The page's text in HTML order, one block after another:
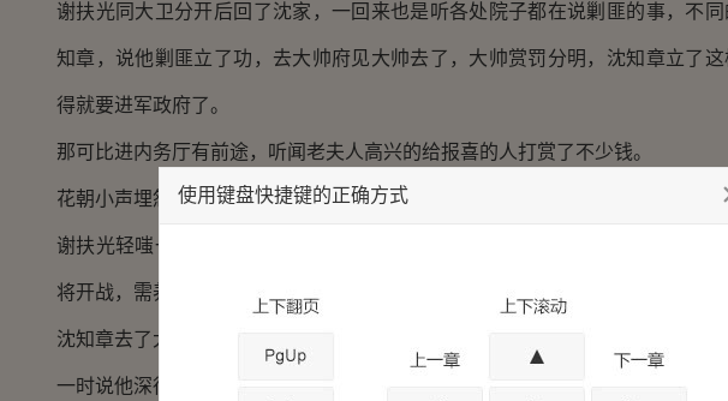
谢扶光同大卫分开后回了沈家，一回来也是听各处院子都在说剿匪的事，不
知章，说他剿匪立了功，去大帅府见大帅去了，大帅赏罚分明，沈知章立了
得就要进军政府了。
那可比进内务厅有前途，听闻老夫人高兴的给报喜的人打赏了不少钱。
花朝小声埋怨：“又来一个白捡军功的。”
谢扶光轻嗤一笑，径自回了松云居，从昨晚就没洗澡，她快馊了，要好好泡
将开战，需养精蓄锐。
沈知章去了大帅府一去不归，消息却不时传来。
一时说他深得大帅赏识，大帅亲自考校了他的学问后，聘他为军政府参谋处参谋
使用键盘快捷键的正确方式